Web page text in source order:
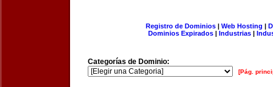
Registro de Dominios| Web Hosting |
Dominios Expirados | Industrias |
Categorías de Dominio:
[Pág.